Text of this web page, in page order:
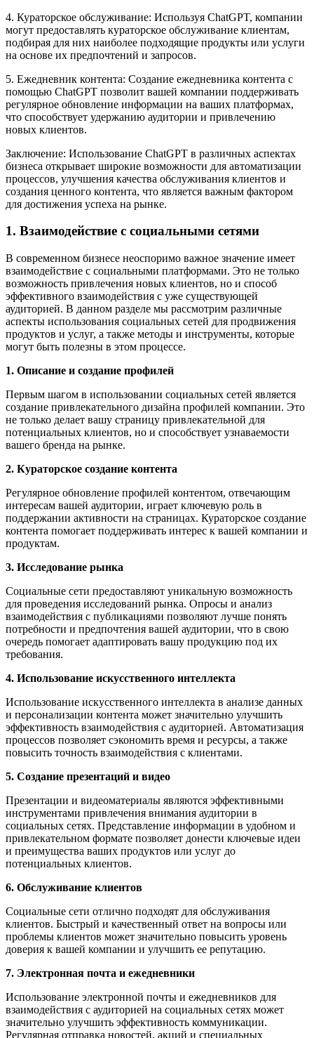
4. Кураторское обслуживание: Используя ChatGPT, компании
могут предоставлять кураторское обслуживание клиентам,
подбирая для них наиболее подходящие продукты или услуги
на основе их предпочтений и запросов.
5. Ежедневник контента: Создание ежедневника контента с
помощью ChatGPT позволит вашей компании поддерживать
регулярное обновление информации на ваших платформах,
что способствует удержанию аудитории и привлечению
новых клиентов.
Заключение: Использование ChatGPT в различных аспектах
бизнеса открывает широкие возможности для автоматизации
процессов, улучшения качества обслуживания клиентов и
создания ценного контента, что является важным фактором
для достижения успеха на рынке.
1. Взаимодействие с социальными сетями
В современном бизнесе неоспоримо важное значение имеет
взаимодействие с социальными платформами. Это не только
возможность привлечения новых клиентов, но и способ
эффективного взаимодействия с уже существующей
аудиторией. В данном разделе мы рассмотрим различные
аспекты использования социальных сетей для продвижения
продуктов и услуг, а также методы и инструменты, которые
могут быть полезны в этом процессе.
1. Описание и создание профилей
Первым шагом в использовании социальных сетей является
создание привлекательного дизайна профилей компании. Это
не только делает вашу страницу привлекательной для
потенциальных клиентов, но и способствует узнаваемости
вашего бренда на рынке.
2. Кураторское создание контента
Регулярное обновление профилей контентом, отвечающим
интересам вашей аудитории, играет ключевую роль в
поддержании активности на страницах. Кураторское создание
контента помогает поддерживать интерес к вашей компании и
продуктам.
3. Исследование рынка
Социальные сети предоставляют уникальную возможность
для проведения исследований рынка. Опросы и анализ
взаимодействия с публикациями позволяют лучше понять
потребности и предпочтения вашей аудитории, что в свою
очередь помогает адаптировать вашу продукцию под их
требования.
4. Использование искусственного интеллекта
Использование искусственного интеллекта в анализе данных
и персонализации контента может значительно улучшить
эффективность взаимодействия с аудиторией. Автоматизация
процессов позволяет сэкономить время и ресурсы, а также
повысить точность взаимодействия с клиентами.
5. Создание презентаций и видео
Презентации и видеоматериалы являются эффективными
инструментами привлечения внимания аудитории в
социальных сетях. Представление информации в удобном и
привлекательном формате позволяет донести ключевые идеи
и преимущества ваших продуктов или услуг до
потенциальных клиентов.
6. Обслуживание клиентов
Социальные сети отлично подходят для обслуживания
клиентов. Быстрый и качественный ответ на вопросы или
проблемы клиентов может значительно повысить уровень
доверия к вашей компании и улучшить ее репутацию.
7. Электронная почта и ежедневники
Использование электронной почты и ежедневников для
взаимодействия с аудиторией на социальных сетях может
значительно улучшить эффективность коммуникации.
Регулярная отправка новостей, акций и специальных